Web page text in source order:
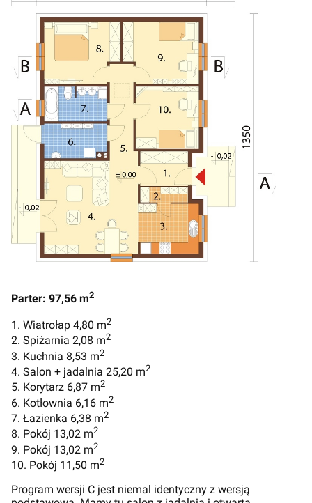
Parter: 97,56 m2
1. Wiatrołap 4,80 m2
2. Spiżarnia 2,08 m2
3. Kuchnia 8,53 m2
4. Salon + jadalnia 25,20 m2
5. Korytarz 6,87 m2
6. Kotłownia 6,16 m2
7. Łazienka 6,38 m2
8. Pokój 13,02 m2
9. Pokój 13,02 m2
10. Pokój 11,50 m2
Program wersji C jest niemal identyczny z wersją